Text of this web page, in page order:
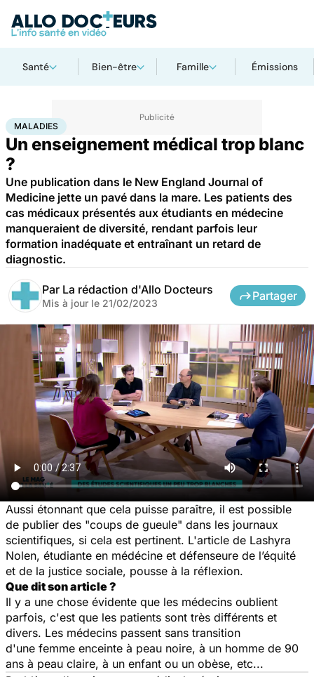
Santé Bien-être Famille Émissions
AccueilSanté Maladies
MALADIES
Un enseignement médical trop blanc
?
Une publication dans le New England Journal of
Medicine jette un pavé dans la mare. Les patients des
cas médicaux présentés aux étudiants en médecine
manqueraient de diversité, rendant parfois leur
formation inadéquate et entraînant un retard de
diagnostic.
Par La rédaction d'Allo Docteurs
Mis à jour le 21/02/2023
Partager
Aussi étonnant que cela puisse paraître, il est possible
de publier des "coups de gueule" dans les journaux
scientifiques, si cela est pertinent. L'article de Lashyra
Nolen, étudiante en médécine et défenseure de l’équité
et de la justice sociale, pousse à la réflexion.
Que dit son article ?
Il y a une chose évidente que les médecins oublient
parfois, c'est que les patients sont très différents et
divers. Les médecins passent sans transition
d'une femme enceinte à peau noire, à un homme de 90
ans à peau claire, à un enfant ou un obèse, etc...